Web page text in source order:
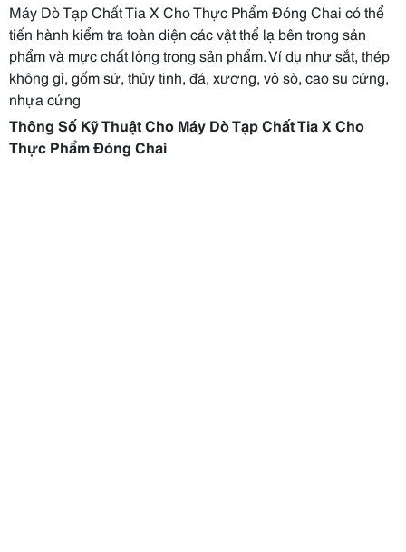
Máy Dò Tạp Chất Tia X Cho Thực Phẩm Đóng Chai có thể
tiến hành kiểm tra toàn diện các vật thể lạ bên trong sản
phẩm và mực chất lỏng trong sản phẩm. Ví dụ như sắt, thép
không gỉ, gốm sứ, thủy tinh, đá, xương, vỏ sò, cao su cứng,
nhựa cứng
Thông Số Kỹ Thuật Cho Máy Dò Tạp Chất Tia X Cho
Thực Phẩm Đóng Chai